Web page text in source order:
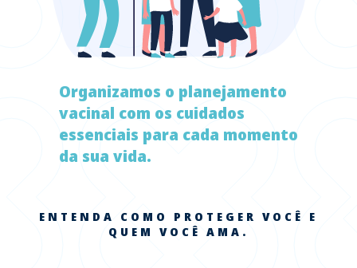
Organizamos o planejamento
vacinal com os cuidados
essenciais para cada momento
da sua vida.
ENTENDA COMO PROTEGER VOCÊ E
QUEM VOCÊ AMA.